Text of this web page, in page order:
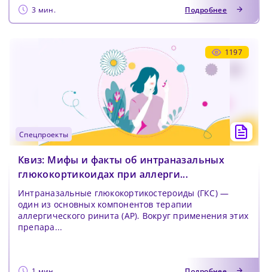
3 мин. Подробнее
1197
спецпроекты
Квиз: Мифы и факты об интраназальных
глюкокортикоидах при аллерги...
Интраназальные глюкокортикостероиды (ГКС) —
один из основных компонентов терапии
аллергического ринита (АР). Вокруг применения этих
препара...